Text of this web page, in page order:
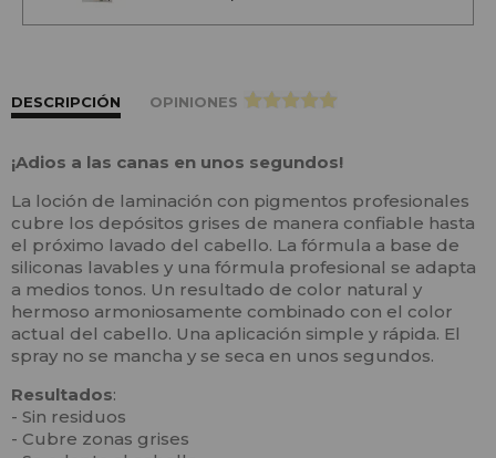
DESCRIPCIÓN OPINIONES >
¡Adios a las canas en unos segundos!
La loción de laminación con pigmentos profesionales
cubre los depósitos grises de manera confiable hasta
el próximo lavado del cabello. La fórmula a base de
siliconas lavables y una fórmula profesional se adapta
a medios tonos. Un resultado de color natural y
hermoso armoniosamente combinado con el color
actual del cabello. Una aplicación simple y rápida. El
spray no se mancha y se seca en unos segundos.
Resultados:
- Sin residuos
- Cubre zonas grises